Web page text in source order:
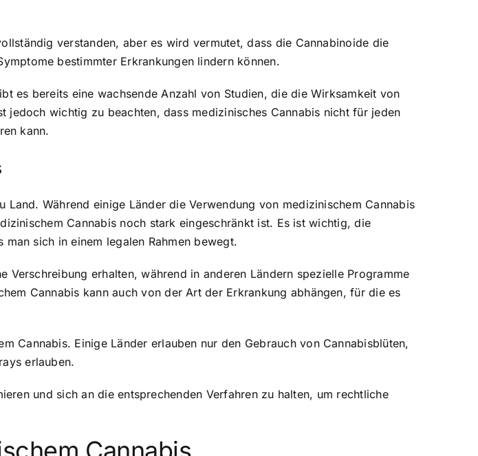
verstanden, aber es wird vermutet, dass die Cannabinoide die
bestimmter Erkrankungen lindern können.
es bereits eine wachsende Anzahl von Studien, die die Wirksamkeit von
jedoch wichtig zu beachten, dass medizinisches Cannabis nicht für jeden
kann.
Während einige Länder die Verwendung von medizinischem Cannabis
Cannabis noch stark eingeschränkt ist. Es ist wichtig, die
sich in einem legalen Rahmen bewegt.
erhalten, während in anderen Ländern spezielle Programme
Cannabis kann auch von der Art der Erkrankung abhängen, für die es
Cannabis. Einige Länder erlauben nur den Gebrauch von Cannabisblüten,
erlauben.
und sich an die entsprechenden Verfahren zu halten, um rechtliche